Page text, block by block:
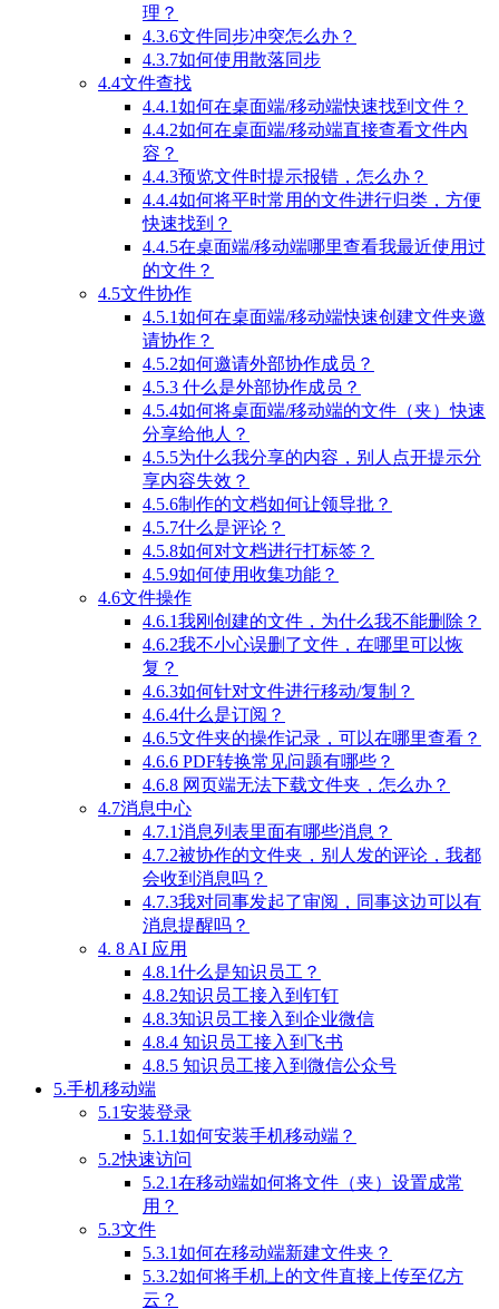
理？
4.3.6文件同步冲突怎么办？
4.3.7如何使用散落同步
4.4文件查找
4.4.1如何在桌面端/移动端快速找到文件？
4.4.2如何在桌面端/移动端直接查看文件内
容？
4.4.3预览文件时提示报错，怎么办？
4.4.4如何将平时常用的文件进行归类，方便
快速找到？
4.4.5在桌面端/移动端哪里查看我最近使用过
的文件？
4.5文件协作
4.5.1如何在桌面端/移动端快速创建文件夹邀
请协作？
4.5.2如何邀请外部协作成员？
4.5.3 什么是外部协作成员？
4.5.4如何将桌面端/移动端的文件（夹）快速
分享给他人？
4.5.5为什么我分享的内容，别人点开提示分
享内容失效？
4.5.6制作的文档如何让领导批？
4.5.7什么是评论？
4.5.8如何对文档进行打标签？
4.5.9如何使用收集功能？
4.6文件操作
4.6.1我刚创建的文件，为什么我不能删除？
4.6.2我不小心误删了文件，在哪里可以恢
复？
4.6.3如何针对文件进行移动/复制？
4.6.4什么是订阅？
4.6.5文件夹的操作记录，可以在哪里查看？
4.6.6 PDF转换常见问题有哪些？
4.6.8 网页端无法下载文件夹，怎么办？
4.7消息中心
4.7.1消息列表里面有哪些消息？
4.7.2被协作的文件夹，别人发的评论，我都
会收到消息吗？
4.7.3我对同事发起了审阅，同事这边可以有
消息提醒吗？
4. 8 AI 应用
4.8.1什么是知识员工？
4.8.2知识员工接入到钉钉
4.8.3知识员工接入到企业微信
4.8.4 知识员工接入到飞书
4.8.5 知识员工接入到微信公众号
5.手机移动端
5.1安装登录
5.1.1如何安装手机移动端？
5.2快速访问
5.2.1在移动端如何将文件（夹）设置成常
用？
5.3文件
5.3.1如何在移动端新建文件夹？
5.3.2如何将手机上的文件直接上传至亿方
云？